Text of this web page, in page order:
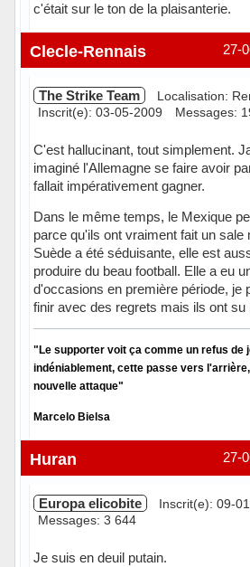
c'était sur le ton de la plaisanterie.
27-
Clecle-Rennais
The Strike Team
Localisation:
Inscrit(e): 03-05-2009
Messages:
C'est hallucinant, tout simplement.
imaginé l'Allemagne se faire avoir
fallait impérativement gagner.
Dans le même temps, le Mexique
parce qu'ils ont vraiment fait un sale
Suède a été séduisante, elle est
produire du beau football. Elle a eu
d'occasions en première période, je
finir avec des regrets mais ils ont su
"Le supporter voit ça comme un refus de
indéniablement, cette passe vers
nouvelle attaque"
Marcelo Bielsa
Hors ligne 27-
Huran
Europa elicobite
Inscrit(e): 09-
Messages: 3 644
Je suis en deuil putain.